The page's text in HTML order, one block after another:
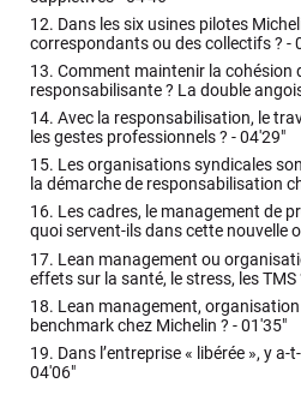
12. Dans les six usines pilotes
correspondants ou des collectifs ? -
13. Comment maintenir la cohésion
responsabilisante ? La double
14. Avec la responsabilisation, le
les gestes professionnels ? -04'29"
15. Les organisations syndicales
la démarche de responsabilisation
16. Les cadres, le management de
quoi servent-ils dans cette nouvelle
17. Lean management ou
effets sur la santé, le stress, les TMS
18. Lean management,
benchmark chez Michelin ? -01'35"
19. Dans l’entreprise « libérée », y
04'06"